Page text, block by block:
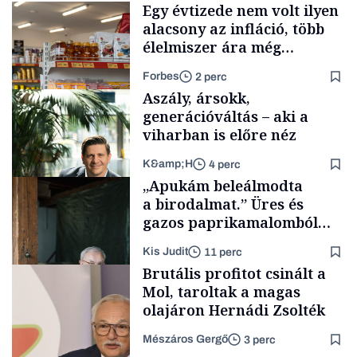
Makro
Egy évtizede nem volt ilyen
alacsony az infláció, több
élelmiszer ára még
rohamosan csökken is
Forbes 2 perc
TÁMOGATÓI
TARTALOM
Aszály, ársokk,
generációváltás – aki a
viharban is előre néz
K&amp;H 4 perc
Családi
„Apukám beleálmodta
a birodalmat.” Üres és
gazos paprikamalomból
lett az igazi családi
fűszersztori
Kis Judit 11 perc
Brutális profitot csinált a
Mol, taroltak a magas
olajáron Hernádi Zsolték
Mészáros Gergő 3 perc